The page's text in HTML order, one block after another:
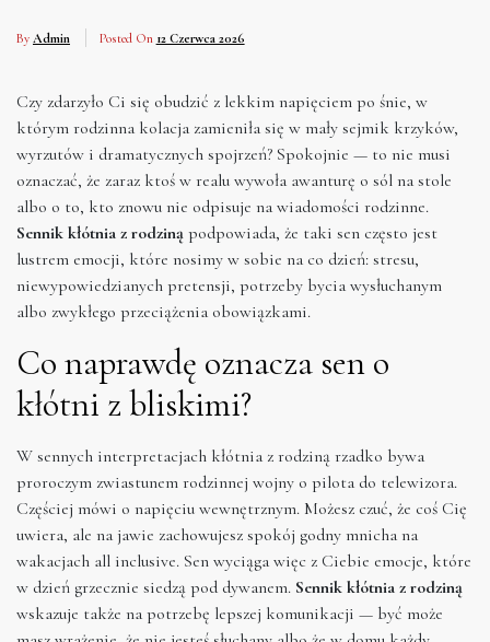
By Admin Posted On 12 Czerwca 2026
Czy zdarzyło Ci się obudzić z lekkim napięciem po śnie, w
którym rodzinna kolacja zamieniła się w mały sejmik krzyków,
wyrzutów i dramatycznych spojrzeń? Spokojnie — to nie musi
oznaczać, że zaraz ktoś w realu wywoła awanturę o sól na stole
albo o to, kto znowu nie odpisuje na wiadomości rodzinne.
Sennik kłótnia z rodziną podpowiada, że taki sen często jest
lustrem emocji, które nosimy w sobie na co dzień: stresu,
niewypowiedzianych pretensji, potrzeby bycia wysłuchanym
albo zwykłego przeciążenia obowiązkami.
Co naprawdę oznacza sen o
kłótni z bliskimi?
W sennych interpretacjach kłótnia z rodziną rzadko bywa
proroczym zwiastunem rodzinnej wojny o pilota do telewizora.
Częściej mówi o napięciu wewnętrznym. Możesz czuć, że coś Cię
uwiera, ale na jawie zachowujesz spokój godny mnicha na
wakacjach all inclusive. Sen wyciąga więc z Ciebie emocje, które
w dzień grzecznie siedzą pod dywanem. Sennik kłótnia z rodziną
wskazuje także na potrzebę lepszej komunikacji — być może